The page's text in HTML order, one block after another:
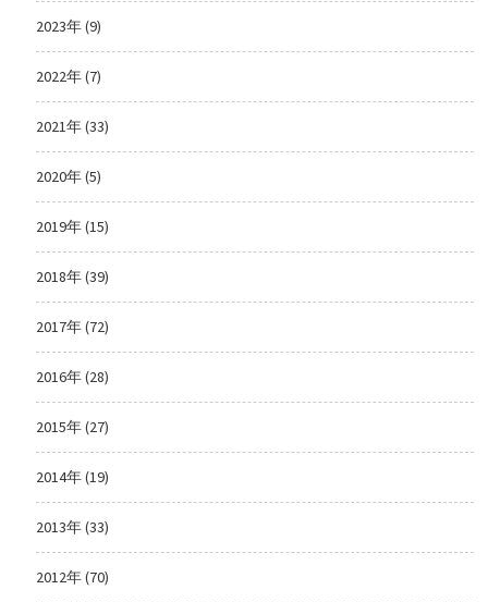
2023年 (9)
2022年 (7)
2021年 (33)
2020年 (5)
2019年 (15)
2018年 (39)
2017年 (72)
2016年 (28)
2015年 (27)
2014年 (19)
2013年 (33)
2012年 (70)